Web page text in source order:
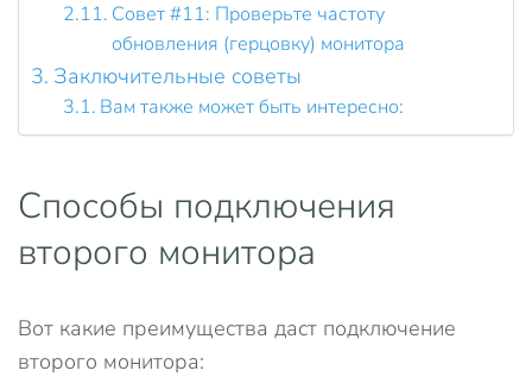
Совет #11: Проверьте частоту
обновления (герцовку) монитора
Заключительные советы
Вам также может быть интересно:
Способы подключения
второго монитора
Вот какие преимущества даст подключение
второго монитора: